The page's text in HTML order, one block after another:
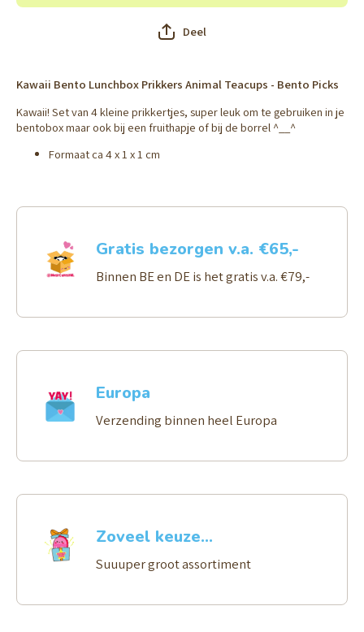
Deel
Kawaii Bento Lunchbox Prikkers Animal Teacups - Bento Picks
Kawaii! Set van 4 kleine prikkertjes, super leuk om te gebruiken in je
bentobox maar ook bij een fruithapje of bij de borrel ^__^
Formaat ca 4 x 1 x 1 cm
Gratis bezorgen v.a. €65,-
Binnen BE en DE is het gratis v.a. €79,-
Europa
Verzending binnen heel Europa
Zoveel keuze...
Suuuper groot assortiment